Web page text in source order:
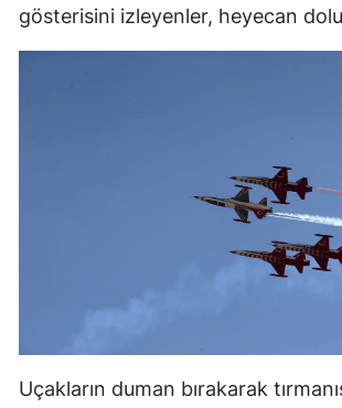
gösterisini izleyenler, heyecan
Uçakların duman bırakarak